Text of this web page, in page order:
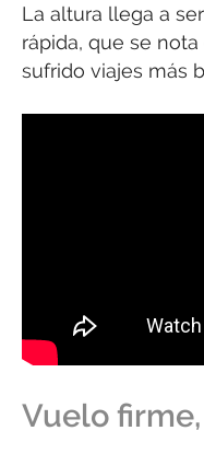
La altura llega a
rápida, que se
sufrido viajes más
Vuelo